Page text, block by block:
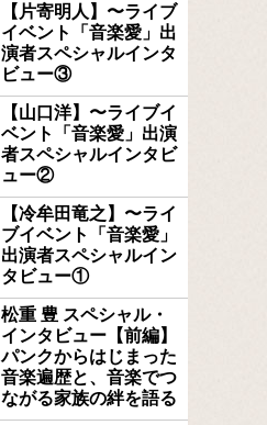
【片寄明人】〜ライブ
イベント「音楽愛」出
演者スペシャルインタ
ビュー③
【山口洋】〜ライブイ
ベント「音楽愛」出演
者スペシャルインタビ
ュー②
【冷牟田竜之】〜ライ
ブイベント「音楽愛」
出演者スペシャルイン
タビュー①
松重 豊 スペシャル・
インタビュー【前編】
パンクからはじまった
音楽遍歴と、音楽でつ
ながる家族の絆を語る